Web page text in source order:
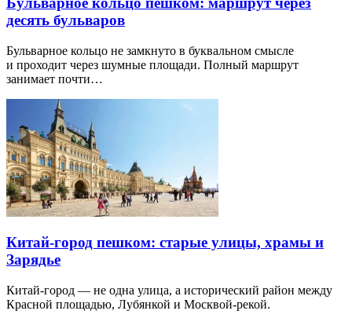
десять бульваров
Бульварное кольцо не замкнуто в буквальном смысле
и проходит через шумные площади. Полный маршрут
занимает почти…
Китай-город пешком: старые улицы, храмы и
Зарядье
Китай-город — не одна улица, а исторический район между
Красной площадью, Лубянкой и Москвой-рекой.